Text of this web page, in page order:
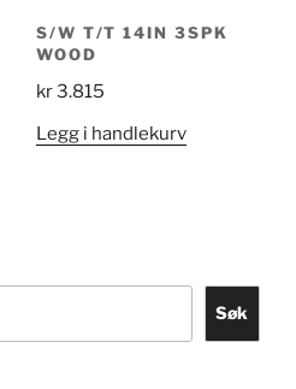
S/W T/T 14IN 3SPK
WOOD
kr3.815
Legg i handlekurv
Søk